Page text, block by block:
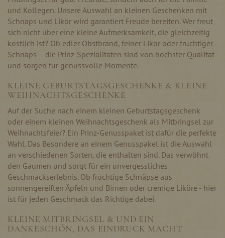
und Kollegen. Unsere Auswahl an kleinen Geschenken mit
Schnaps und Likör wird garantiert Freude bereiten. Wer freut
sich nicht über eine kleine Aufmerksamkeit, die gleichzeitig
köstlich ist? Ob edler Obstbrand, feiner Likör oder fruchtiger
Schnaps – die Prinz-Spezialitäten sind von höchster Qualität
und sorgen für genussvolle Momente.
KLEINE GEBURTSTAGSGESCHENKE & KLEINE
WEIHNACHTSGESCHENKE
Auf der Suche nach einem kleinen Geburtstagsgeschenk
oder einem kleinen Weihnachtsgeschenk als Mitbringsel zur
Weihnachtsfeier? Ein Prinz-Genusspaket ist dafür die perfekte
Wahl. Das Besondere an einem Genusspaket ist die Auswahl
an verschiedenen Sorten, die enthalten sind. Das verwöhnt
den Gaumen und sorgt für ein unvergessliches
Geschmackserlebnis. Ob fruchtige Schnäpse aus
sonnengereiften Äpfeln und Birnen oder cremige Liköre - hier
ist für jeden Geschmack das Richtige dabei.
KLEINE MITBRINGSEL & UND EIN
DANKESCHÖN, DAS EINDRUCK MACHT